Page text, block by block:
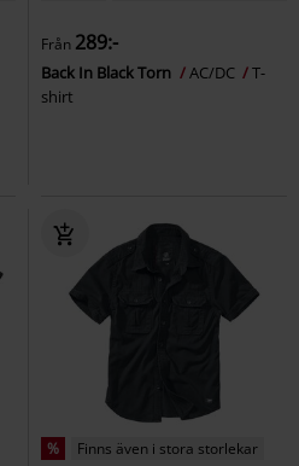
Från 289:-
Back In Black Torn AC/DC
T-
shirt
% Finns även i stora storlekar